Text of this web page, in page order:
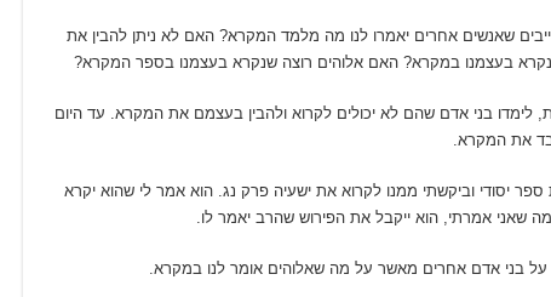
שאנשים אחרים יאמרו לנו מה מלמד המקרא? האם לא ניתן להבין את
בעצמנו במקרא? האם אלוהים רוצה שנקרא בעצמנו בספר המקרא?
לימדו בני אדם שהם לא יכולים לקרוא ולהבין בעצמם את המקרא. עד היום
את המקרא.
יסודי וביקשתי ממנו לקרוא את ישעיה פרק נג. הוא אמר לי שהוא יקרא
אמרתי, הוא ייקבל את הפירוש שהרב יאמר לו.
על בני אדם אחרים מאשר על מה שאלוהים אומר לנו במקרא.